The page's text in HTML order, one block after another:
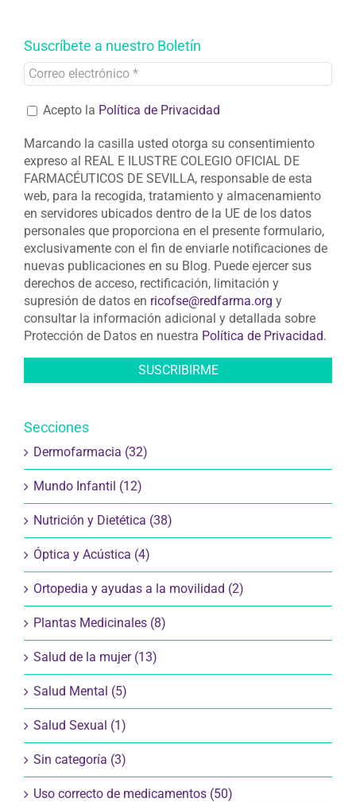
Suscríbete a nuestro Boletín
Acepto la Política de Privacidad
Marcando la casilla usted otorga su consentimiento
expreso al REAL E ILUSTRE COLEGIO OFICIAL DE
FARMACÉUTICOS DE SEVILLA, responsable de esta
web, para la recogida, tratamiento y almacenamiento
en servidores ubicados dentro de la UE de los datos
personales que proporciona en el presente formulario,
exclusivamente con el fin de enviarle notificaciones de
nuevas publicaciones en su Blog. Puede ejercer sus
derechos de acceso, rectificación, limitación y
supresión de datos en ricofse@redfarma.org y
consultar la información adicional y detallada sobre
Protección de Datos en nuestra Política de Privacidad.
Secciones
Dermofarmacia (32)
Mundo Infantil (12)
Nutrición y Dietética (38)
Óptica y Acústica (4)
Ortopedia y ayudas a la movilidad (2)
Plantas Medicinales (8)
Salud de la mujer (13)
Salud Mental (5)
Salud Sexual (1)
Sin categoría (3)
Uso correcto de medicamentos (50)